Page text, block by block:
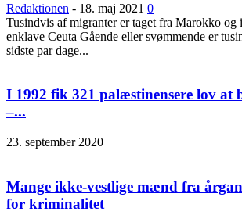
Redaktionen - 18. maj 2021 0
Tusindvis af migranter er taget fra Marokko og
enklave Ceuta Gående eller svømmende er
sidste par dage...
I 1992 fik 321 palæstinensere lov at
–...
23. september 2020
Mange ikke-vestlige mænd fra
for kriminalitet